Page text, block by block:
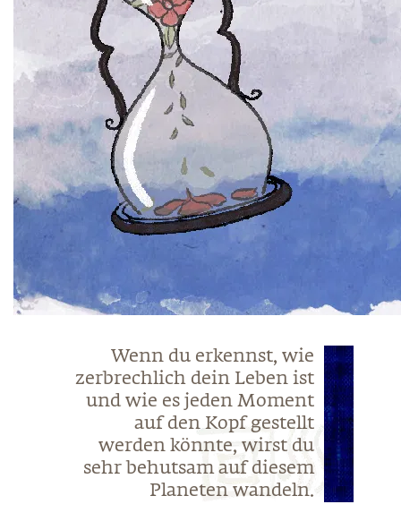
Wenn du erkennst, wie
zerbrechlich dein Leben ist
und wie es jeden Moment
auf den Kopf gestellt
werden könnte, wirst du
sehr behutsam auf diesem
Planeten wandeln.